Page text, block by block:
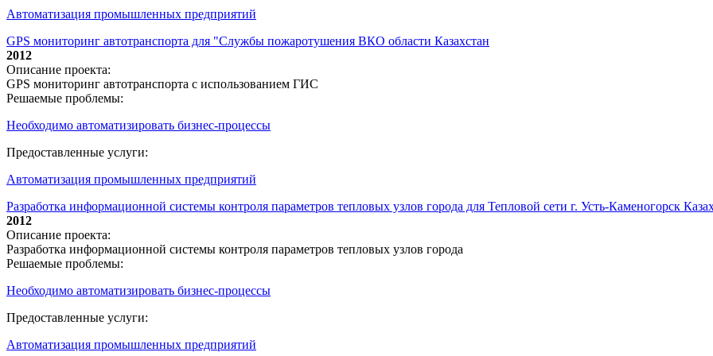
Автоматизация промышленных предприятий
GPS мониторинг автотранспорта для "Службы пожаротушения ВКО области Казахстан
2012
Описание проекта:
GPS мониторинг автотранспорта с использованием ГИС
Решаемые проблемы:
Необходимо автоматизировать бизнес-процессы
Предоставленные услуги:
Автоматизация промышленных предприятий
Разработка информационной системы контроля параметров тепловых узлов города для Тепловой сети г. Усть-Каменогорск
2012
Описание проекта:
Разработка информационной системы контроля параметров тепловых узлов города
Решаемые проблемы:
Необходимо автоматизировать бизнес-процессы
Предоставленные услуги:
Автоматизация промышленных предприятий